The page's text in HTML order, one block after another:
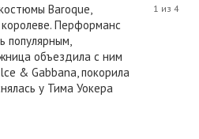
Baroque,
Перформанс
популярным,
объездила с ним
& Gabbana, покорила
у Тима Уокера
1 из 4